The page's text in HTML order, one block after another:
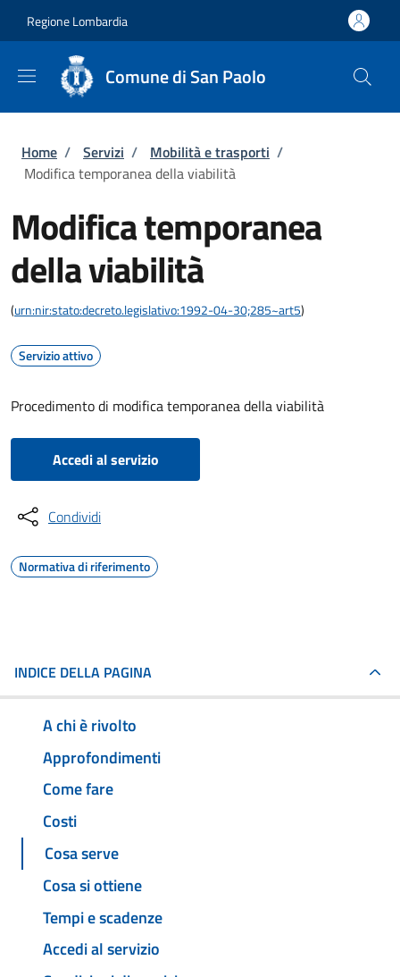
Regione Lombardia
Comune di San Paolo
Briciole di pane
Home / Servizi / Mobilità e trasporti /
Modifica temporanea della viabilità
Modifica temporanea
della viabilità
(urn:nir:stato:decreto.legislativo:1992-04-30;285~art5)
Servizio attivo
Procedimento di modifica temporanea della viabilità
Accedi al servizio
Condividi
Normativa di riferimento
INDICE DELLA PAGINA
A chi è rivolto
Approfondimenti
Come fare
Costi
Cosa serve
Cosa si ottiene
Tempi e scadenze
Accedi al servizio